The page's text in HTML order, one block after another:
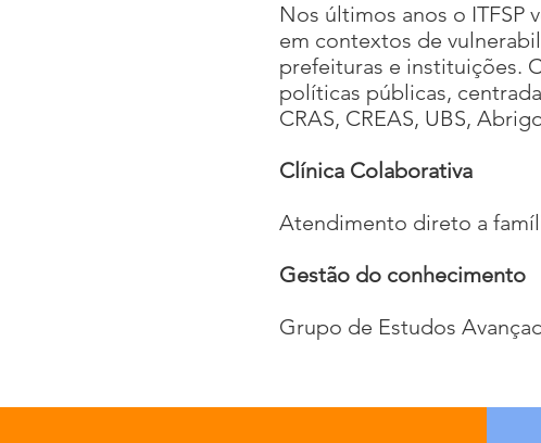
Nos últimos anos o
em contextos de
prefeituras e instituições.
políticas públicas,
CRAS, CREAS, UBS,
Clínica Colaborativa
Atendimento direto a
Gestão do conhecimento
Grupo de Estudos